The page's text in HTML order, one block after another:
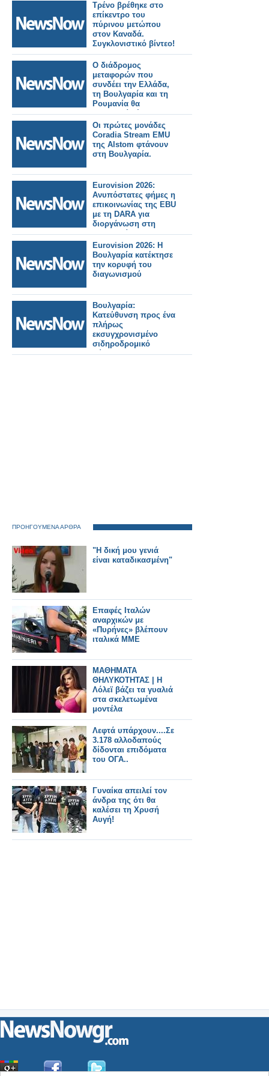
Τρένο βρέθηκε στο
επίκεντρο του
πύρινου μετώπου
στον Καναδά.
Συγκλονιστικό βίντεο!
Ο διάδρομος
μεταφορών που
συνδέει την Ελλάδα,
τη Βουλγαρία και τη
Ρουμανία θα
επεκταθεί μέχρι την
Ουκρανία.
Οι πρώτες μονάδες
Coradia Stream EMU
της Alstom φτάνουν
στη Βουλγαρία.
Eurovision 2026:
Ανυπόστατες φήμες η
επικοινωνίας της EBU
με τη DARA για
διοργάνωση στη
Βουλγαρία...
Eurovision 2026: Η
Βουλγαρία κατέκτησε
την κορυφή του
διαγωνισμού
Βουλγαρία:
Κατεύθυνση προς ένα
πλήρως
εκσυγχρονισμένο
σιδηροδρομικό
σύστημα και
ΠΡΟΗΓΟΥΜΕΝΑ ΑΡΘΡΑ
"Η δική μου γενιά
είναι καταδικασμένη"
Επαφές Ιταλών
αναρχικών με
«Πυρήνες» βλέπουν
ιταλικά ΜΜΕ
ΜΑΘΗΜΑΤΑ
ΘΗΛΥΚΟΤΗΤΑΣ | Η
Λόλεϊ βάζει τα γυαλιά
στα σκελετωμένα
μοντέλα
Λεφτά υπάρχουν....Σε
3.178 αλλοδαπούς
δίδονται επιδόματα
του ΟΓΑ..
Γυναίκα απειλεί τον
άνδρα της ότι θα
καλέσει τη Χρυσή
Αυγή!